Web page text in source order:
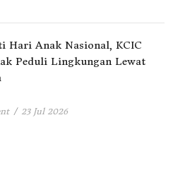
Hari Anak Nasional, KCIC
Peduli Lingkungan Lewat
/ 23 Jul 2026